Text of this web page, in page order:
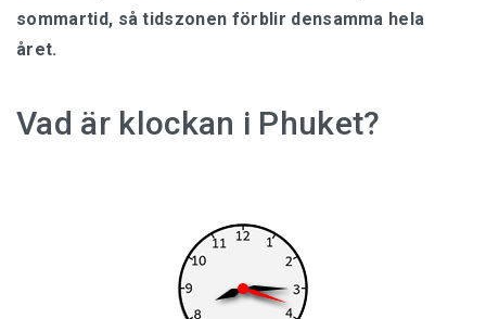
sommartid, så tidszonen förblir densamma hela
året.
Vad är klockan i Phuket?